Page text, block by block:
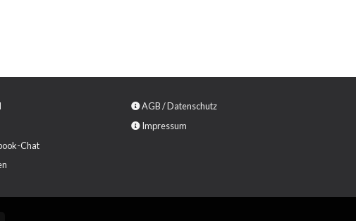
Chat
AGB/Datenschutz
Impressum